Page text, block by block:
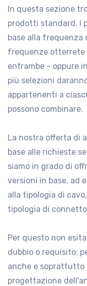
In questa sezione
prodotti standard. I
base alla
frequenze otterrete
entrambe - oppure
più selezioni
appartenenti a
possono combinare.
La nostra offerta di
base alle richieste
siamo in grado di
versioni in base, ad
alla tipologia di
tipologia di
Per questo non
dubbio o requisito:
anche e soprattutto
progettazione